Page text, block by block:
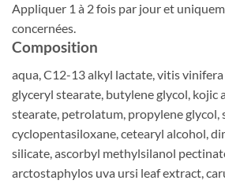
Appliquer 1 à 2 fois par jour et
concernées.
Composition
aqua, C12-13 alkyl lactate, vitis vinifera
glyceryl stearate, butylene glycol, kojic
stearate, petrolatum, propylene glycol,
cyclopentasiloxane, cetearyl alcohol,
silicate, ascorbyl methylsilanol
arctostaphylos uva ursi leaf extract,